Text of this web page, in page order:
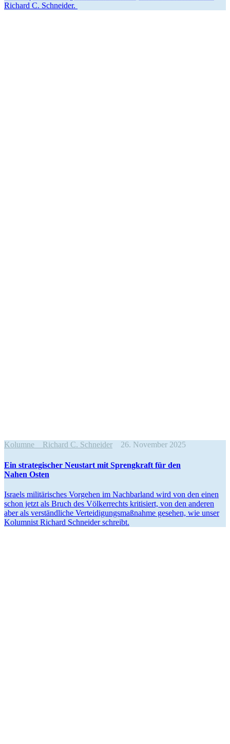
Richard C. Schneider.
Kolumne Richard C. Schneider 26. November 2025
Ein strate­gi­scher Neustart mit Spreng­kraft für den
Nahen Osten
Israels militä­ri­sches Vorgehen im Nachbarland wird von den einen
schon jetzt als Bruch des Völker­rechts kriti­siert, von den anderen
aber als verständ­liche Vertei­di­gungs­maß­nahme gesehen, wie unser
Kolumnist Richard Schneider schreibt.